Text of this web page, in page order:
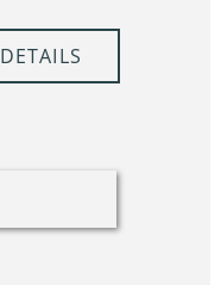
DETAILS